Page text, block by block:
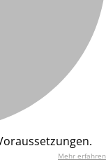
Mehr erfahren